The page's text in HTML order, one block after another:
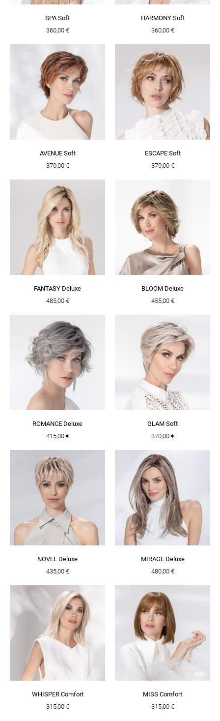
SPA Soft
360,00 €
HARMONY Soft
360,00 €
AVENUE Soft
370,00 €
ESCAPE Soft
370,00 €
FANTASY Deluxe
485,00 €
BLOOM Deluxe
455,00 €
ROMANCE Deluxe
415,00 €
GLAM Soft
370,00 €
NOVEL Deluxe
435,00 €
MIRAGE Deluxe
480,00 €
WHISPER Comfort
315,00 €
MISS Comfort
315,00 €